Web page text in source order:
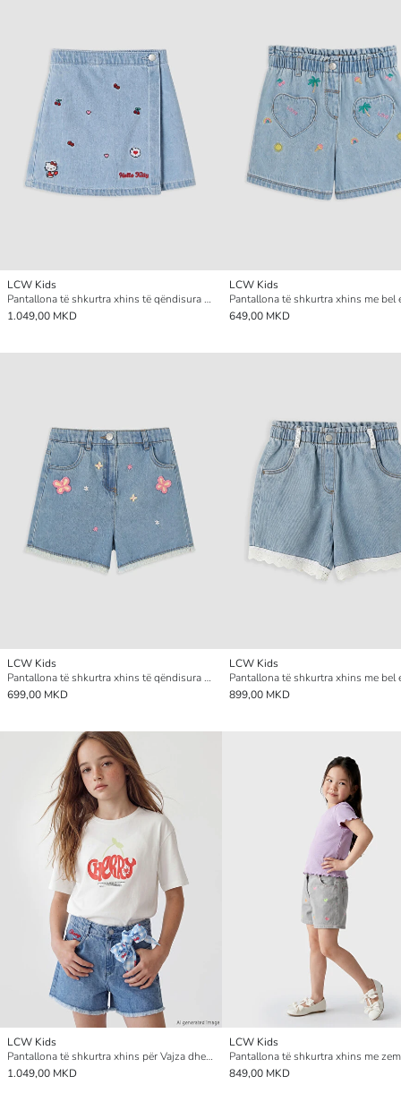
LCW Kids
Pantallona të shkurtra xhins të qëndisura për vajza
1.049,00 MKD
LCW Kids
649,00 MKD
LCW Kids
Pantallona të shkurtra xhins të qëndisura për vajza
699,00 MKD
LCW Kids
899,00 MKD
LCW Kids
Pantallona të shkurtra xhins për Vajza dhe Shirit flokësh
1.049,00 MKD
LCW Kids
849,00 MKD